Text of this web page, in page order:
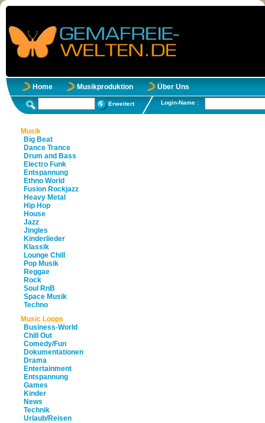
Home Musikproduktion Über Uns
Erweitert Login-Name :
Musik
Big Beat
Dance Trance
Drum and Bass
Electro Funk
Entspannung
Ethno World
Fusion Rockjazz
Heavy Metal
Hip Hop
House
Jazz
Jingles
Kinderlieder
Klassik
Lounge Chill
Pop Musik
Reggae
Rock
Soul RnB
Space Musik
Techno
Music Loops
Business-World
Chill Out
Comedy/Fun
Dokumentationen
Drama
Entertainment
Entspannung
Games
Kinder
News
Technik
Urlaub/Reisen